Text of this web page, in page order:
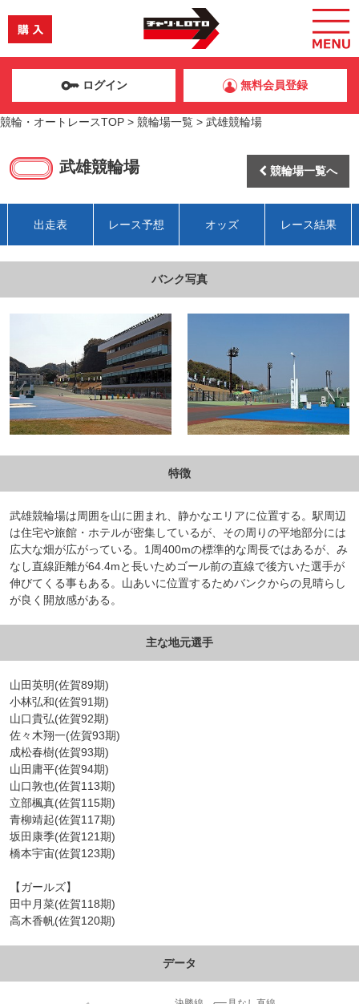
ログイン 無料会員登録
競輪・オートレースTOP > 競輪場一覧 > 武雄競輪場
武雄競輪場 競輪場一覧へ
出走表 レース予想 オッズ レース結果
バンク写真
特徴
武雄競輪場は周囲を山に囲まれ、静かなエリアに位置する。駅周辺
は住宅や旅館・ホテルが密集しているが、その周りの平地部分には
広大な畑が広がっている。1周400mの標準的な周長ではあるが、み
なし直線距離が64.4mと長いためゴール前の直線で後方いた選手が
伸びてくる事もある。山あいに位置するためバンクからの見晴らし
が良く開放感がある。
主な地元選手
山田英明(佐賀89期)
小林弘和(佐賀91期)
山口貴弘(佐賀92期)
佐々木翔一(佐賀93期)
成松春樹(佐賀93期)
山田庸平(佐賀94期)
山口敦也(佐賀113期)
立部楓真(佐賀115期)
青柳靖起(佐賀117期)
坂田康季(佐賀121期)
橋本宇宙(佐賀123期)
【ガールズ】
田中月菜(佐賀118期)
高木香帆(佐賀120期)
データ